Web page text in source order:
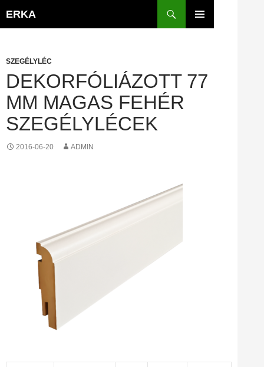
ERKA
SZEGÉLYLÉC
DEKORFÓLIÁZOTT 77
MM MAGAS FEHÉR
SZEGÉLYLÉCEK
2016-06-20 ADMIN